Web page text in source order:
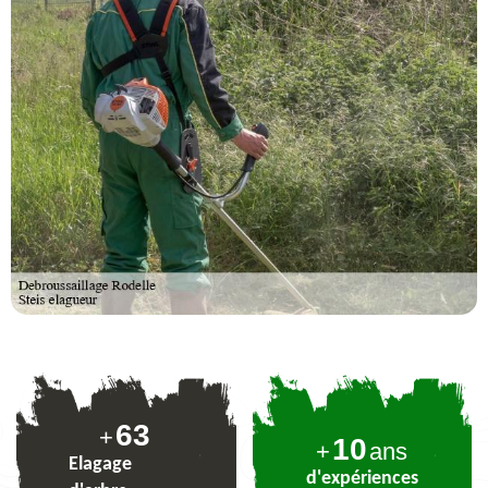
+77
Elagage
+10ans
d'expériences